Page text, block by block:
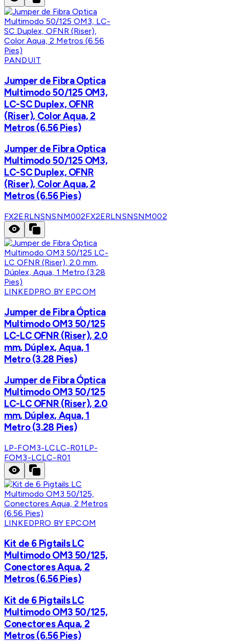
PANDUIT
Jumper de Fibra Optica
Multimodo 50/125 OM3,
LC-SC Duplex, OFNR
(Riser), Color Aqua, 2
Metros (6.56 Pies)
Jumper de Fibra Optica
Multimodo 50/125 OM3,
LC-SC Duplex, OFNR
(Riser), Color Aqua, 2
Metros (6.56 Pies)
FX2ERLNSNSNM002FX2ERLNSNSNM002
LINKEDPRO BY EPCOM
Jumper de Fibra Óptica
Multimodo OM3 50/125
LC-LC OFNR (Riser), 2.0
mm, Dúplex, Aqua, 1
Metro (3.28 Pies)
Jumper de Fibra Óptica
Multimodo OM3 50/125
LC-LC OFNR (Riser), 2.0
mm, Dúplex, Aqua, 1
Metro (3.28 Pies)
LP-FOM3-LCLC-R01 LP-
FOM3-LCLC-R01
LINKEDPRO BY EPCOM
Kit de 6 Pigtails LC
Multimodo OM3 50/125,
Conectores Aqua, 2
Metros (6.56 Pies)
Kit de 6 Pigtails LC
Multimodo OM3 50/125,
Conectores Aqua, 2
Metros (6.56 Pies)